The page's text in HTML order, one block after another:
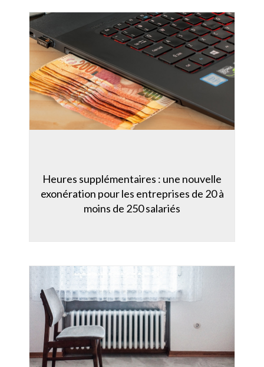
Heures supplémentaires : une nouvelle
exonération pour les entreprises de 20 à
moins de 250 salariés